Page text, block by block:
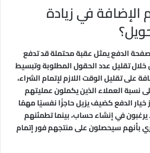
في زيادة
الدفع يمثل عقبة محتملة قد تدفع
خلال تقليل عدد الحقول المطلوبة وتبسيط
على تقليل الوقت اللازم لإتمام الشراء،
نسبة العملاء الذين يكملون عمليتهم
خيار الدفع كضيف يزيل حاجزًا نفسيًا مهمًا
يرغبون في إنشاء حساب، بينما تطمئنهم
بأنهم سيحصلون على منتجهم فور إتمام